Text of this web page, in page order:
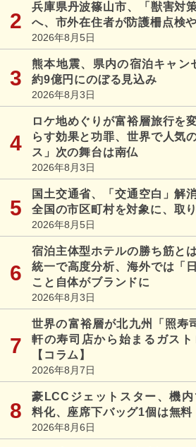
兵庫県丹波篠山市、「獣害対
へ、市外在住者が防護柵点検
2026年8月5日
熊本地震、県内の宿泊キャン
約9億円にのぼる見込み
2026年8月3日
ロケ地めぐりが富裕層旅行を
らす効果と功罪、世界で人気
ス」次の舞台は南仏
2026年8月3日
国土交通省、「交通空白」解
全国の市区町村を対象に、取
2026年8月5日
宿泊主体型ホテルの勝ち筋と
統一で高度分析、海外では「
こと自体がブランドに
2026年8月3日
世界の富裕層が北九州「照寿
軒の寿司店から始まるガス
【コラム】
2026年8月7日
豪LCCジェットスター、機
料化、座席下バッグ1個は無料
2026年8月6日